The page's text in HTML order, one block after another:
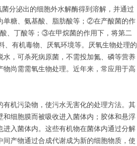
分泌出的细胞外水解酶得到溶解，并通过
单糖、氨基酸、脂肪酸等；②在产酸菌的作
、丁酸等；③在甲烷菌的作用下，将第二
、有机毒物、厌氧环境等。厌氧生物处理的
，可杀死病原菌，不需投加氮、磷等营养
尚需需氧生物处理。近年来，常应用于高
机污染物，使污水无害化的处理方法。其
细胞膜而被吸收进入菌体内；胶体和悬浮
入菌体内。这些有机物在菌体内通过分解
产物通过合成代谢成为新的细胞物质，使